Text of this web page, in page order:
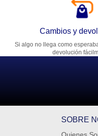
Cambios y
Si algo no llega como
devolución
SOBRE